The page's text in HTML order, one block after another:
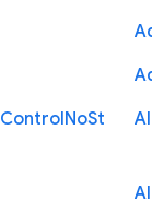
ControlNoSt